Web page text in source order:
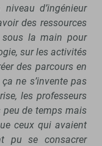
d’ingénieur
des ressources
sous la main pour
sur les activités
des parcours en
ne s’invente pas
les professeurs
de temps mais
ceux qui avaient
pu se consacrer